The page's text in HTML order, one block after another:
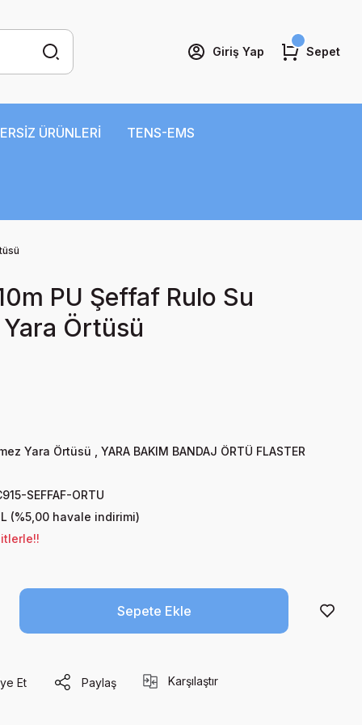
Giriş Yap Sepet
ÜRÜNLERİ TENS-EMS
PU Şeffaf Rulo Su
Örtüsü
Yara Örtüsü
YARA BAKIM BANDAJ ÖRTÜ FLASTER
SEFFAF-ORTU
(%5,00 havale indirimi)
Sepete Ekle
Et Paylaş Karşılaştır